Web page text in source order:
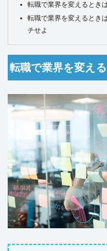
転職で業界を変えるとき
転職で業界を変えるとき
チせよ
転職で業界を変え